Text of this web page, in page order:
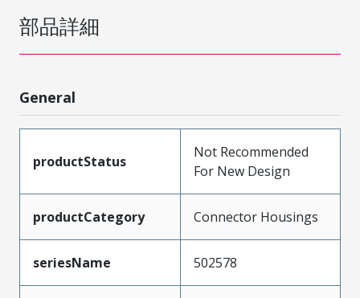
部品詳細
General
productStatus
Not Recommended
For New Design
productCategory Connector Housings
seriesName 502578